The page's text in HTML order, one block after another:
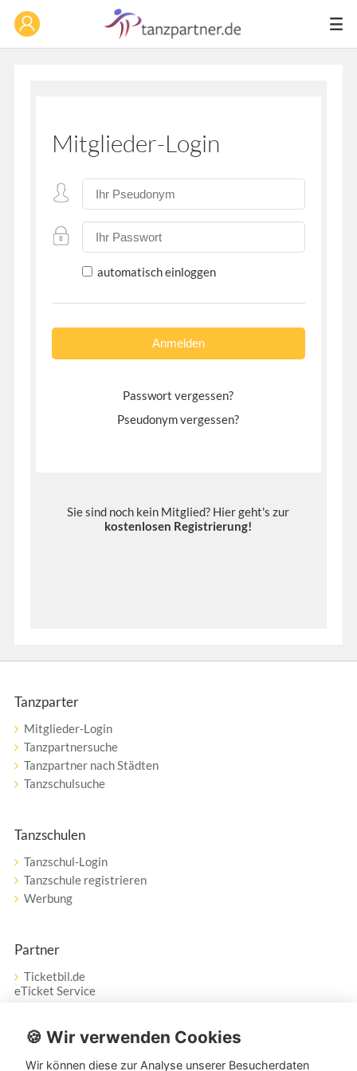
Mitglieder-Login
automatisch einloggen
Passwort vergessen?
Pseudonym vergessen?
Sie sind noch kein Mitglied? Hier geht's zur
kostenlosen Registrierung!
Tanzparter
Mitglieder-Login
Tanzpartnersuche
Tanzpartner nach Städten
Tanzschulsuche
Tanzschulen
Tanzschul-Login
Tanzschule registrieren
Werbung
Partner
Ticketbil.de
eTicket Service
Vertrag widerrufen
🍪 Wir verwenden Cookies
Wir können diese zur Analyse unserer Besucherdaten